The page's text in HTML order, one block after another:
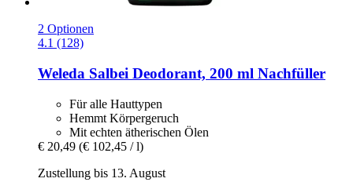
2 Optionen
4.1 (128)
Weleda Salbei Deodorant, 200 ml Nachfüller
Für alle Hauttypen
Hemmt Körpergeruch
Mit echten ätherischen Ölen
€ 20,49 (€ 102,45 / l)
Zustellung bis 13. August